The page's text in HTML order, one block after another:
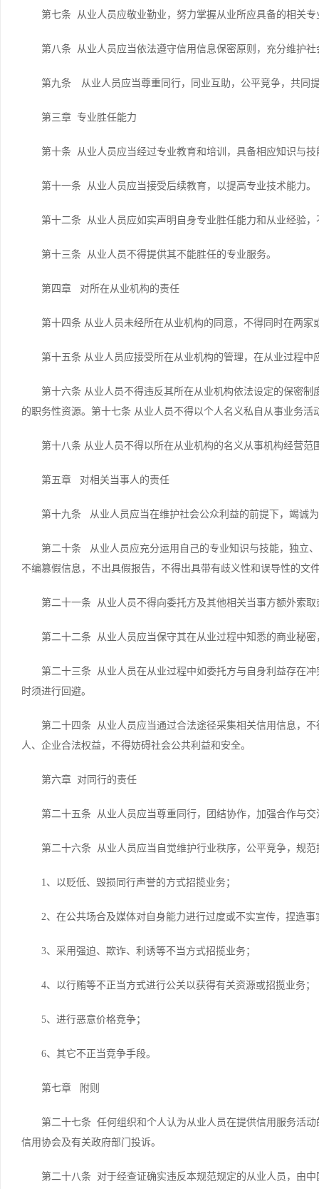
第七条 从业人员应敬业勤业，努力掌握从业所应具备的相关
第八条 从业人员应当依法遵守信用信息保密原则，充分维护
第九条 从业人员应当尊重同行，同业互助，公平竞争，共同
第三章 专业胜任能力
第十条 从业人员应当经过专业教育和培训，具备相应知识与
第十一条 从业人员应当接受后续教育，以提高专业技术能力。
第十二条 从业人员应如实声明自身专业胜任能力和从业经验
第十三条 从业人员不得提供其不能胜任的专业服务。
第四章 对所在从业机构的责任
第十四条 从业人员未经所在从业机构的同意，不得同时在两
第十五条 从业人员应接受所在从业机构的管理，在从业过程
第十六条 从业人员不得违反其所在从业机构依法设定的保密
的职务性资源。第十七条 从业人员不得以个人名义私自从事业务活
第十八条 从业人员不得以所在从业机构的名义从事机构经营范
第五章 对相关当事人的责任
第十九条 从业人员应当在维护社会公众利益的前提下，竭诚
第二十条 从业人员应充分运用自己的专业知识与技能，独立
不编篡假信息，不出具假报告，不得出具带有歧义性和误导性的文
第二十一条 从业人员不得向委托方及其他相关当事方额外索
第二十二条 从业人员应当保守其在从业过程中知悉的商业秘
第二十三条 从业人员在从业过程中如委托方与自身利益存在
时须进行回避。
第二十四条 从业人员应当通过合法途径采集相关信用信息，
人、企业合法权益，不得妨碍社会公共利益和安全。
第六章 对同行的责任
第二十五条 从业人员应当尊重同行，团结协作，加强合作与
第二十六条 从业人员应当自觉维护行业秩序，公平竞争，规
1、以贬低、毁损同行声誉的方式招揽业务；
2、在公共场合及媒体对自身能力进行过度或不实宣传，捏造事
3、采用强迫、欺诈、利诱等不当方式招揽业务；
4、以行贿等不正当方式进行公关以获得有关资源或招揽业务；
5、进行恶意价格竞争；
6、其它不正当竞争手段。
第七章 附则
第二十七条 任何组织和个人认为从业人员在提供信用服务活
信用协会及有关政府部门投诉。
第二十八条 对于经查证确实违反本规范规定的从业人员，由